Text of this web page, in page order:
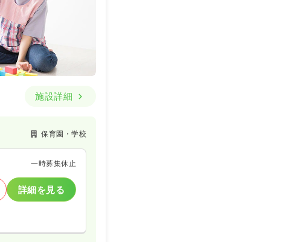
施設詳細
保育園・学校
一時募集休止
詳細を見る